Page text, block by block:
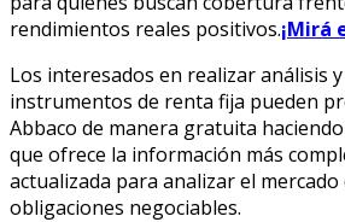
rendimientos reales positivos.¡Mirá
Los interesados en realizar análisis
instrumentos de renta fija pueden
Abbaco de manera gratuita haciendo
que ofrece la información más
actualizada para analizar el
obligaciones negociables.